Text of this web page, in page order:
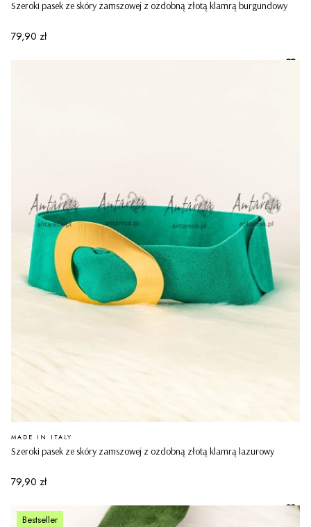
Szeroki pasek ze skóry zamszowej z ozdobną złotą klamrą burgundowy
Cena
79,90 zł
Szeroki pasek ze skóry zamszowej z ozdobną złotą klamrą lazurowy
PRODUCENT
MADE IN ITALY
Cena
79,90 zł
Bestseller